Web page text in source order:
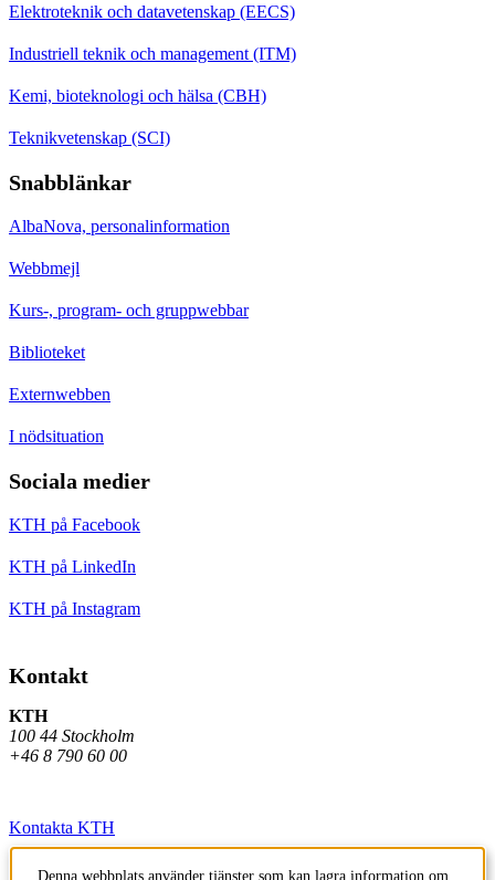
Elektroteknik och datavetenskap (EECS)
Industriell teknik och management (ITM)
Kemi, bioteknologi och hälsa (CBH)
Teknikvetenskap (SCI)
Snabblänkar
AlbaNova, personalinformation
Webbmejl
Kurs-, program- och gruppwebbar
Biblioteket
Externwebben
I nödsituation
Sociala medier
KTH på Facebook
KTH på LinkedIn
KTH på Instagram
Kontakt
KTH
100 44 Stockholm
+46 8 790 60 00
Kontakta KTH
Jobba på KTH
Denna webbplats använder tjänster som kan lagra information om